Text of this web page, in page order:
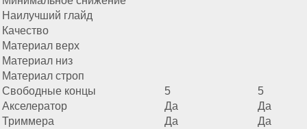
Наилучший глайд
Качество
Материал верх
Материал низ
Материал строп
Свободные концы
5
5
Акселератор
Да
Да
Триммера
Да
Да